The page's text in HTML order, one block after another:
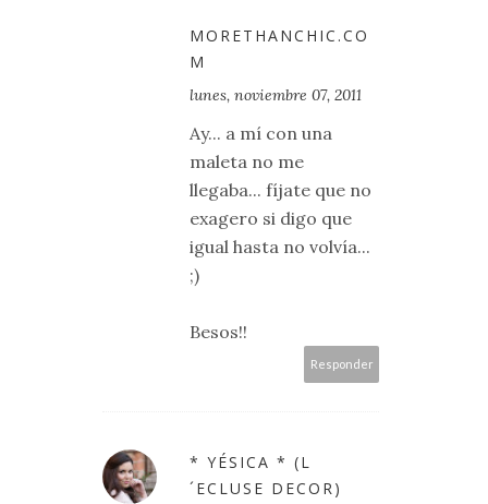
MORETHANCHIC.CO
M
lunes, noviembre 07, 2011
Ay... a mí con una
maleta no me
llegaba... fíjate que no
exagero si digo que
igual hasta no volvía...
;)
Besos!!
Responder
* YÉSICA * (L
´ECLUSE DECOR)